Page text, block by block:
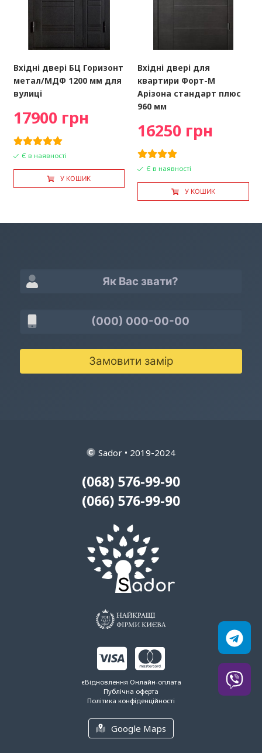
Вхідні двері БЦ Горизонт
метал/МДФ 1200 мм для
вулиці
17900 грн
Є в наявності
У КОШИК
Вхідні двері для
квартири Форт-М
Арізона стандарт плюс
960 мм
16250 грн
Є в наявності
У КОШИК
Замовити замір
Sador • 2019-2024
(068) 576-99-90
(066) 576-99-90
єВідновлення Онлайн-оплата
Публічна оферта
Політика конфіденційності
Google Maps